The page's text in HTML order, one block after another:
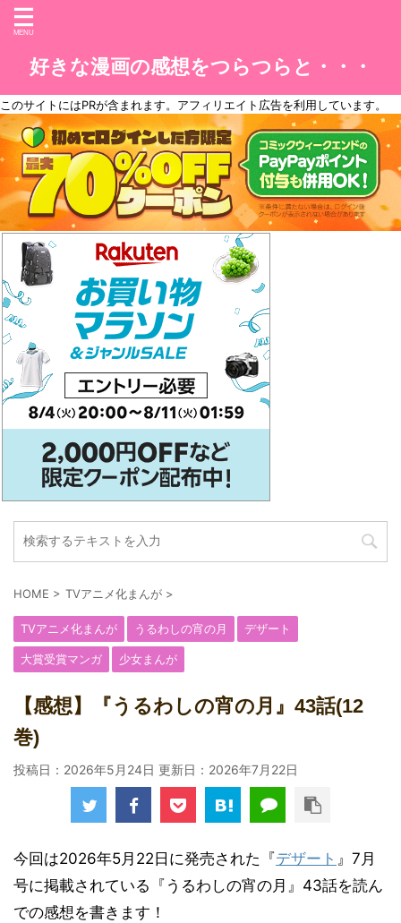
好きな漫画の感想をつらつらと・・・
このサイトにはPRが含まれます。アフィリエイト広告を利用しています。
HOME > TVアニメ化まんが >
TVアニメ化まんが うるわしの宵の月 デザート
大賞受賞マンガ 少女まんが
【感想】『うるわしの宵の月』43話(12
巻)
投稿日：2026年5月24日 更新日： 2026年7月22日
今回は2026年5月22日に発売された『デザート 』7月
号に掲載されている『うるわしの宵の月』43話を読ん
での感想を書きます！